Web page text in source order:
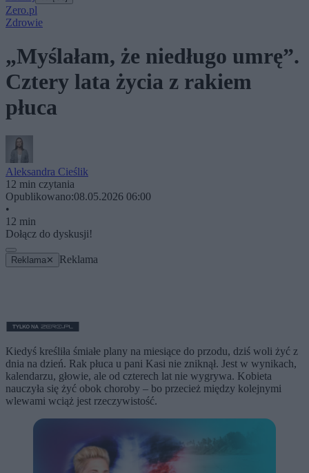
Zero.pl
Zdrowie
„Myślałam, że niedługo umrę”.
Cztery lata życia z rakiem
płuca
Aleksandra Cieślik
12 min czytania
Opublikowano:08.05.2026 06:00
•
12 min
Dołącz do dyskusji!
Reklama ✕ Reklama
Kiedyś kreśliła śmiałe plany na miesiące do przodu, dziś woli żyć z
dnia na dzień. Rak płuca u pani Kasi nie zniknął. Jest w wynikach,
kalendarzu, głowie, ale od czterech lat nie wygrywa. Kobieta
nauczyła się żyć obok choroby – bo przecież między kolejnymi
wlewami wciąż jest rzeczywistość.